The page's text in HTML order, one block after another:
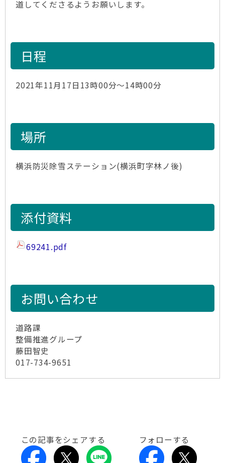
道してくださるようお願いします。
日程
2021年11月17日13時00分～14時00分
場所
横浜防災除雪ステーション(横浜町字林ノ後)
添付資料
69241.pdf
お問い合わせ
道路課
整備推進グループ
藤田智史
017-734-9651
この記事をシェアする フォローする